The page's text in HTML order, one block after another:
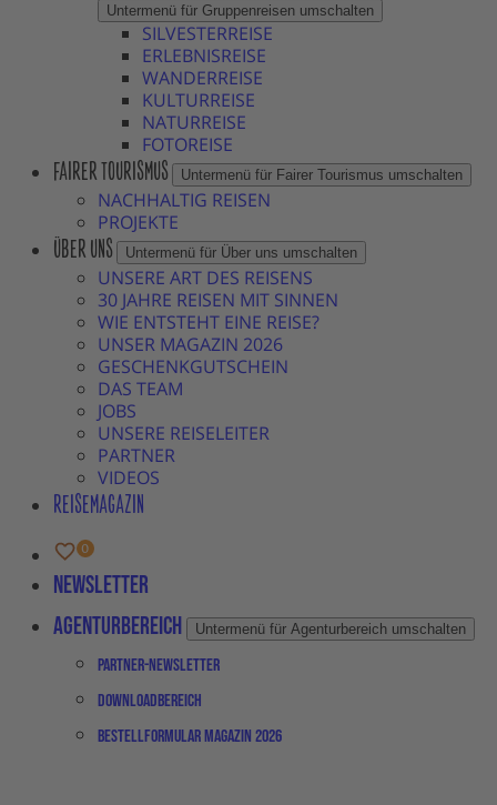
Untermenü für Gruppenreisen umschalten
SILVESTERREISE
ERLEBNISREISE
WANDERREISE
KULTURREISE
NATURREISE
FOTOREISE
FAIRER TOURISMUS Untermenü für Fairer Tourismus umschalten
NACHHALTIG REISEN
PROJEKTE
ÜBER UNS Untermenü für Über uns umschalten
UNSERE ART DES REISENS
30 JAHRE REISEN MIT SINNEN
WIE ENTSTEHT EINE REISE?
UNSER MAGAZIN 2026
GESCHENKGUTSCHEIN
DAS TEAM
JOBS
UNSERE REISELEITER
PARTNER
VIDEOS
REISEMAGAZIN
Newsletter
Agenturbereich
Untermenü für Agenturbereich umschalten
Partner-Newsletter
Downloadbereich
Bestellformular Magazin 2026